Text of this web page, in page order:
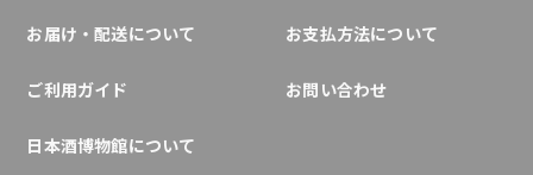
お届け・配送について お支払方法について
ご利用ガイド お問い合わせ
日本酒博物館について